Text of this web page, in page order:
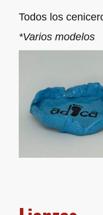
Todos los
*Varios modelos